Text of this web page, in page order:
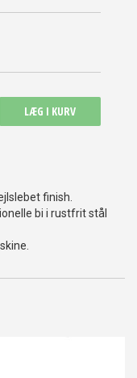
LÆG I KURV
finish.
bi i rustfrit stål